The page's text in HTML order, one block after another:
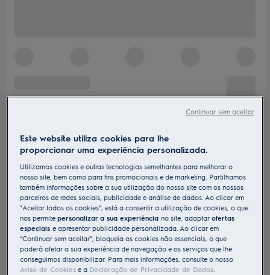
Este website utiliza cookies para lhe
proporcionar uma experiência personalizada.
Utilizamos cookies e outras tecnologias semelhantes para melhorar o
nosso site, bem como para fins promocionais e de marketing. Partilhamos
também informações sobre a sua utilização do nosso site com os nossos
parceiros de redes sociais, publicidade e análise de dados. Ao clicar em
"Aceitar todos os cookies”, está a consentir a utilização de cookies, o que
nos permitepersonalizar a sua experiênciano site, adaptarofertas
especiaise apresentar publicidade personalizada. Ao clicar em
“Continuar sem aceitar”, bloqueia os cookies não essenciais, o que
poderá afetar a sua experiência de navegação e os serviços que lhe
conseguimos disponibilizar. Para mais informações, consulte o nosso
Aviso de Cookies e a Declaração de Privacidade de Dados.
Continuar sem aceitar